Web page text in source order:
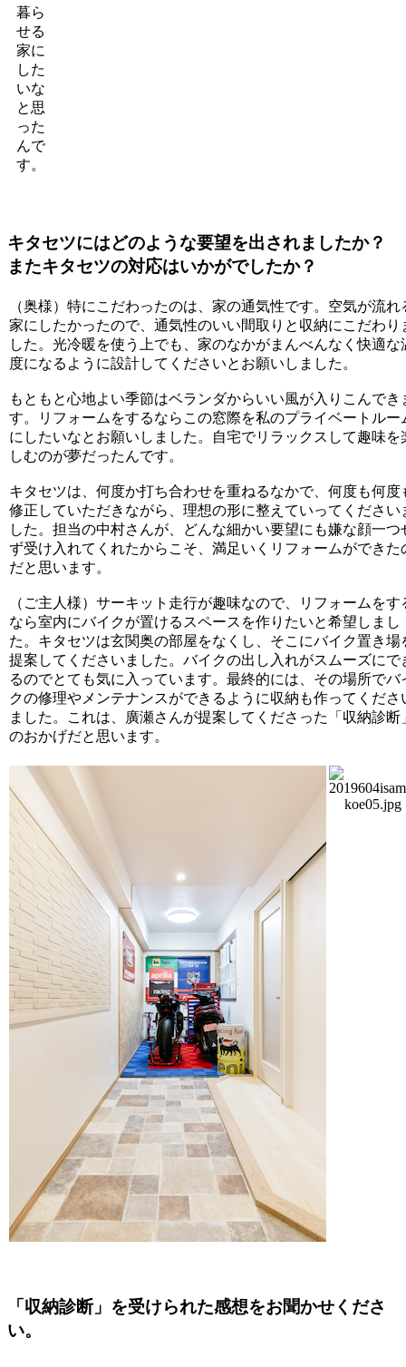
暮ら
せる
家に
した
いな
と思
った
んで
す。
キタセツにはどのような要望を出されましたか？
またキタセツの対応はいかがでしたか？
（奥様）特にこだわったのは、家の通気性です。空気が流れ
家にしたかったので、通気性のいい間取りと収納にこだわり
した。光冷暖を使う上でも、家のなかがまんべんなく快適な
度になるように設計してくださいとお願いしました。
もともと心地よい季節はベランダからいい風が入りこんでき
す。リフォームをするならこの窓際を私のプライベートルー
にしたいなとお願いしました。自宅でリラックスして趣味を
しむのが夢だったんです。
キタセツは、何度か打ち合わせを重ねるなかで、何度も何度
修正していただきながら、理想の形に整えていってください
した。担当の中村さんが、どんな細かい要望にも嫌な顔一つ
ず受け入れてくれたからこそ、満足いくリフォームができた
だと思います。
（ご主人様）サーキット走行が趣味なので、リフォームをす
なら室内にバイクが置けるスペースを作りたいと希望しまし
た。キタセツは玄関奥の部屋をなくし、そこにバイク置き場
提案してくださいました。バイクの出し入れがスムーズにで
るのでとても気に入っています。最終的には、その場所でバ
クの修理やメンテナンスができるように収納も作ってくださ
ました。これは、廣瀬さんが提案してくださった「収納診断
のおかげだと思います。
「収納診断」を受けられた感想をお聞かせくださ
い。